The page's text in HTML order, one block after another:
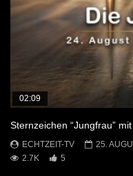
02:09
Sternzeichen “Jungfrau”
ECHTZEIT-TV
25.
2.7K
5